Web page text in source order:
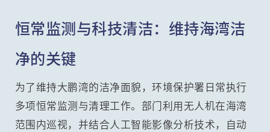
恒常监测与科技清洁：维持海湾洁
净的关键
为了维持大鹏湾的洁净面貌，环境保护署日常执行
多项恒常监测与清理工作。部门利用无人机在海湾
范围内巡视，并结合人工智能影像分析技术，自动